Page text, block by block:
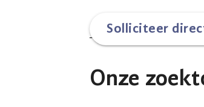
Solliciteer
Onze